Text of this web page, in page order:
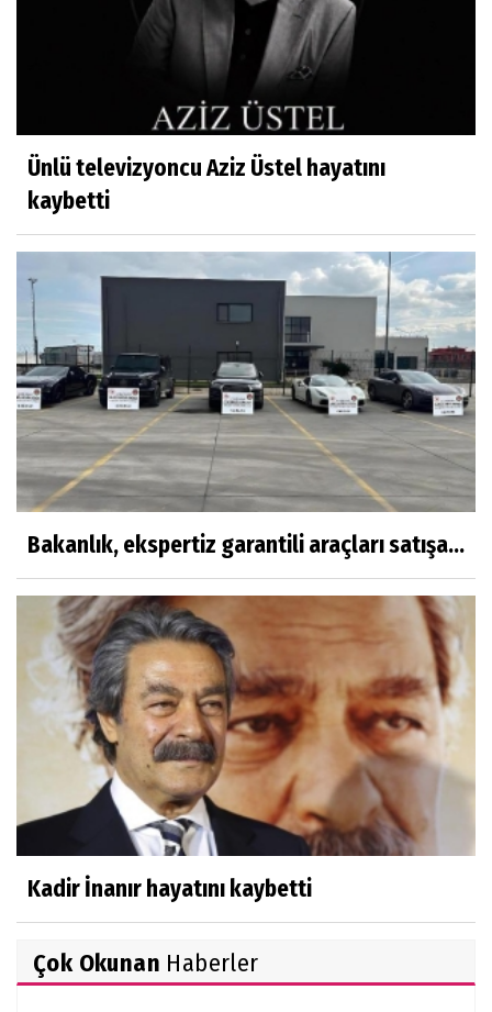
Ünlü televizyoncu Aziz Üstel hayatını
kaybetti
Bakanlık, ekspertiz garantili araçları satışa...
Kadir İnanır hayatını kaybetti
Çok Okunan Haberler